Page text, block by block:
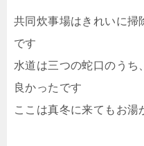
共同炊事場はきれいに掃
です
水道は三つの蛇口のうち
良かったです
ここは真冬に来てもお湯